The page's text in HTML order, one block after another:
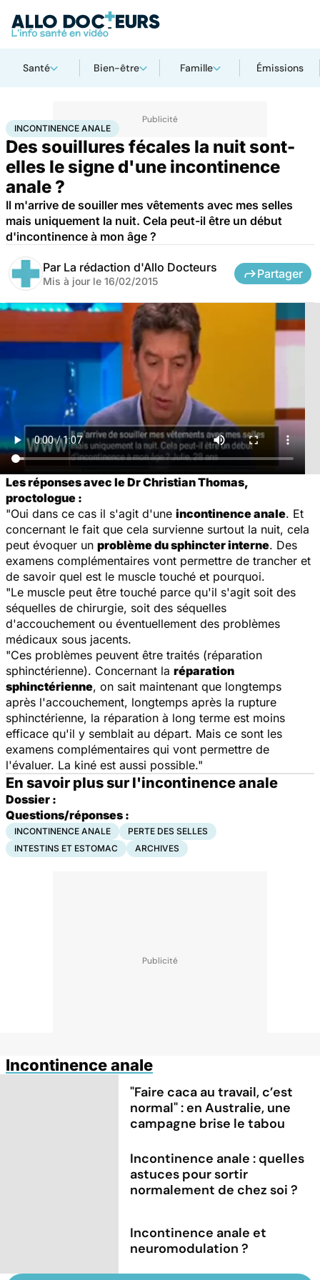
Santé Bien-être Famille Émissions
AccueilSantéIncontinence anale
INCONTINENCE ANALE
Des souillures fécales la nuit sont-
elles le signe d'une incontinence
anale ?
Il m'arrive de souiller mes vêtements avec mes selles
mais uniquement la nuit. Cela peut-il être un début
d'incontinence à mon âge ?
Par La rédaction d'Allo Docteurs
Mis à jour le 16/02/2015
Partager
Les réponses avec le Dr Christian Thomas,
proctologue :
"Oui dans ce cas il s'agit d'une incontinence anale. Et
concernant le fait que cela survienne surtout la nuit, cela
peut évoquer un problème du sphincter interne. Des
examens complémentaires vont permettre de trancher et
de savoir quel est le muscle touché et pourquoi.
"Le muscle peut être touché parce qu'il s'agit soit des
séquelles de chirurgie, soit des séquelles
d'accouchement ou éventuellement des problèmes
médicaux sous jacents.
"Ces problèmes peuvent être traités (réparation
sphinctérienne). Concernant la réparation
sphinctérienne, on sait maintenant que longtemps
après l'accouchement, longtemps après la rupture
sphinctérienne, la réparation à long terme est moins
efficace qu'il y semblait au départ. Mais ce sont les
examens complémentaires qui vont permettre de
l'évaluer. La kiné est aussi possible."
En savoir plus sur l'incontinence anale
Dossier :
Questions/réponses :
INCONTINENCE ANALE
PERTE DES SELLES
INTESTINS ET ESTOMAC
ARCHIVES
Incontinence anale
"Faire caca au travail, c’est
normal" : en Australie, une
campagne brise le tabou
Incontinence anale : quelles
astuces pour sortir
normalement de chez soi ?
Incontinence anale et
neuromodulation ?